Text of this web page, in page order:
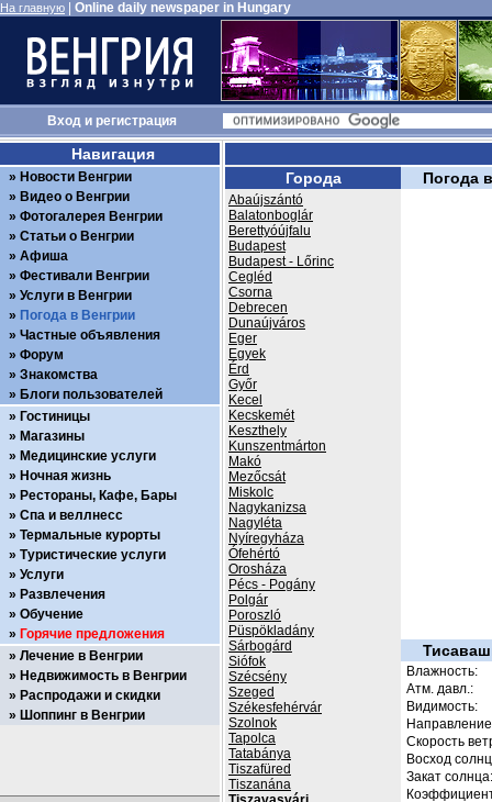
На главную Online daily newspaper in Hungary
Входи регистрация
Города
Abaújszántó
Balatonboglár
Berettyóújfalu
Budapest
Budapest - Lőrinc
Cegléd
Csorna
Debrecen
Dunaújváros
Eger
Egyek
Érd
Győr
Kecel
Kecskemét
Keszthely
Kunszentmárton
Makó
Mezőcsát
Miskolc
Nagykanizsa
Nagyléta
Nyíregyháza
Ófehértó
Orosháza
Pécs - Pogány
Polgár
Poroszló
Püspökladány
Sárbogárd
Siófok
Szécsény
Szeged
Székesfehérvár
Szolnok
Tapolca
Tatabánya
Tiszafüred
Tiszanána
Погода
Влажность:
Атм. давл.:
Видимость:
Скорость
Восход
Закат солнца:
Навигация
Новости Венгрии
Видео о Венгрии
Фотогалерея Венгрии
Статьи о Венгрии
Афиша
Фестивали Венгрии
Услуги в Венгрии
Погода в Венгрии
Частные объявления
Форум
Знакомства
Блоги пользователей
Гостиницы
Магазины
Медицинские услуги
Ночная жизнь
Рестораны, Кафе, Бары
Спа и веллнесс
Термальные курорты
Туристические услуги
Услуги
Развлечения
Обучение
Горячие предложения
Лечение в Венгрии
Недвижимость в Венгрии
Распродажи и скидки
Шоппинг в Венгрии